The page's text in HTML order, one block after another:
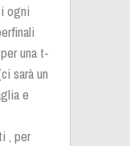
ogni
una t-
sarà un
e
, per